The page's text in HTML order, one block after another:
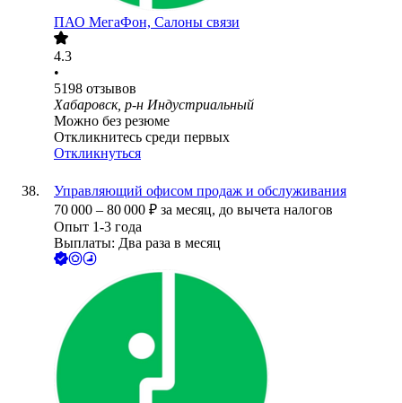
ПАО МегаФон, Салоны связи
4.3
•
5198 отзывов
Хабаровск, р-н Индустриальный
Можно без резюме
Откликнитесь среди первых
Откликнуться
Управляющий офисом продаж и обслуживания
70 000 – 80 000 ₽ за месяц, до вычета налогов
Опыт 1-3 года
Выплаты: Два раза в месяц